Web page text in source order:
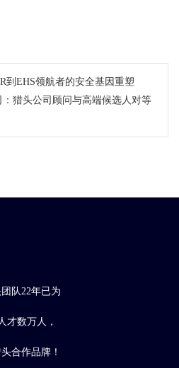
到EHS领航者的安全基因重塑
猎头公司顾问与高端候选人对等
队22年已为
才数万人，
合作品牌！